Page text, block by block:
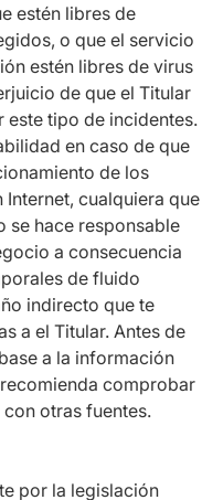
estén libres de
o que el servicio
estén libres de virus
de que el Titular
este tipo de incidentes.
en caso de que
de los
cualquiera que
se hace responsable
a consecuencia
de fluido
indirecto que te
a el Titular. Antes de
a la información
comprobar
otras fuentes.
por la legislación